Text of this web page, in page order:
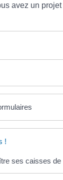
avez un projet
!
ses caisses de